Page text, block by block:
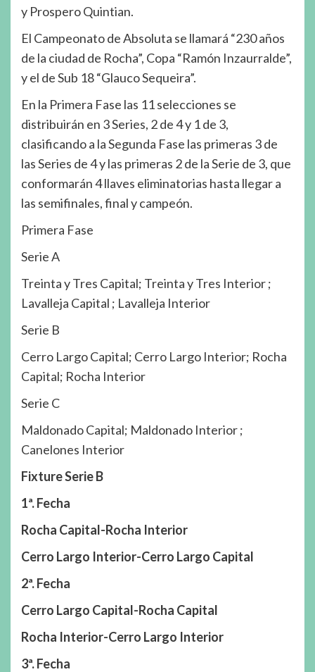
y Prospero Quintian.
El Campeonato de Absoluta se llamará “230 años
de la ciudad de Rocha”, Copa “Ramón Inzaurralde”,
y el de Sub 18 “Glauco Sequeira”.
En la Primera Fase las 11 selecciones se
distribuirán en 3 Series, 2 de 4 y 1 de 3,
clasificando a la Segunda Fase las primeras 3 de
las Series de 4 y las primeras 2 de la Serie de 3, que
conformarán 4 llaves eliminatorias hasta llegar a
las semifinales, final y campeón.
Primera Fase
Serie A
Treinta y Tres Capital; Treinta y Tres Interior ;
Lavalleja Capital ; Lavalleja Interior
Serie B
Cerro Largo Capital; Cerro Largo Interior; Rocha
Capital; Rocha Interior
Serie C
Maldonado Capital; Maldonado Interior ;
Canelones Interior
Fixture Serie B
1ª. Fecha
Rocha Capital-Rocha Interior
Cerro Largo Interior-Cerro Largo Capital
2ª. Fecha
Cerro Largo Capital-Rocha Capital
Rocha Interior-Cerro Largo Interior
3ª. Fecha